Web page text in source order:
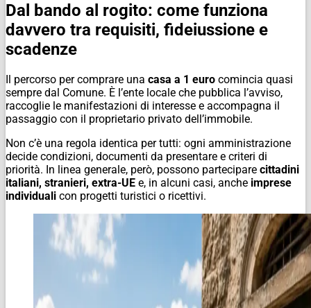
Dal bando al rogito: come funziona
davvero tra requisiti, fideiussione e
scadenze
Il percorso per comprare una casa a 1 euro comincia quasi
sempre dal Comune. È l’ente locale che pubblica l’avviso,
raccoglie le manifestazioni di interesse e accompagna il
passaggio con il proprietario privato dell’immobile.
Non c’è una regola identica per tutti: ogni amministrazione
decide condizioni, documenti da presentare e criteri di
priorità. In linea generale, però, possono partecipare cittadini
italiani, stranieri, extra-UE e, in alcuni casi, anche imprese
individuali con progetti turistici o ricettivi.